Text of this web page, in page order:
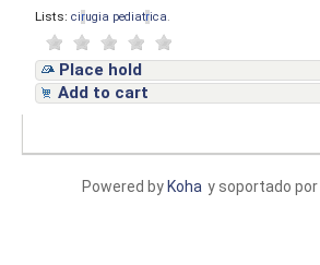
Lists: cirugia pediatrica
Place hold
Add to cart
y soportado por
Powered by Koha